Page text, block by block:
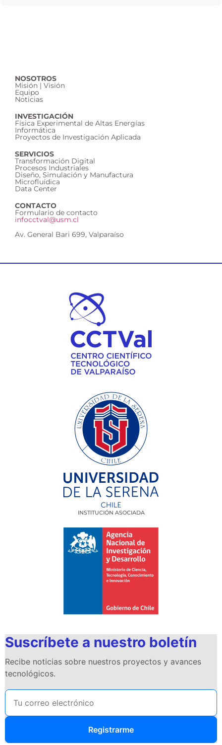
NOSOTROS
Misión | Visión
Equipo
Noticias
INVESTIGACIÓN
Física Experimental de Altas Energías
Informática
Proyectos de Investigación Aplicada
SERVICIOS
Transformación Digital
Procesos Industriales
Diseño, Simulación y Manufactura
Microfluídica
Data Center
CONTACTO
Formulario de contacto
infocctval@usm.cl
Av. General Bari 699, Valparaíso
INSTITUCIÓN ASOCIADA
Suscríbete a nuestro boletín
Recibe noticias sobre nuestros proyectos y avances
tecnológicos.
Registrarme